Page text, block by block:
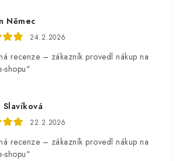
Němec
24.2.2026
recenze – zákazník provedl nákup na
shopu"
Slavíková
22.2.2026
recenze – zákazník provedl nákup na
shopu"